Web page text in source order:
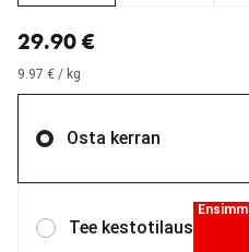
29.90 €
9.97 € / kg
Osta kerran
Tee kestotilaus